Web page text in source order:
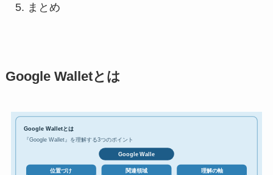
まとめ
Google Walletとは
Google Walletとは
『Google Wallet』を理解する3つのポイント
Google Walle
位置づけ 関連領域 理解の軸